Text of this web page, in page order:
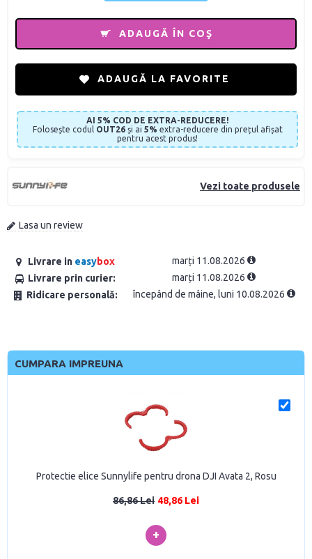
Vezi toate produsele
Lasa un review
Livrare in easybox
marți 11.08.2026
Livrare prin curier:
marți 11.08.2026
Ridicare personală:
începând de mâine, luni 10.08.2026
ADAUGĂ ÎN COŞ
ADAUGĂ LA FAVORITE
AI 5% COD DE EXTRA-REDUCERE!
Folosește codul OUT26și ai 5% extra-reducere din prețul afișat
pentru acest produs!
CUMPARA IMPREUNA
Protectie elice Sunnylife pentru drona DJI Avata 2, Rosu
86,86 Lei 48,86 Lei
+